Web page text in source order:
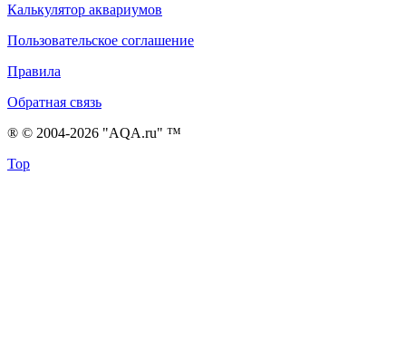
Калькулятор аквариумов
Пользовательское соглашение
Правила
Обратная связь
® © 2004-2026 "AQA.ru" ™
Top